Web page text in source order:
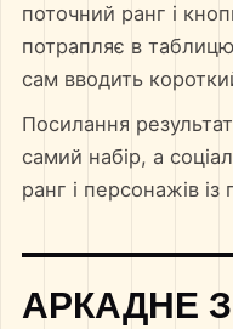
поточний ранг і
потрапляє в
сам вводить
Посилання
самий набір, а
ранг і персонажів із
АРКАДНЕ